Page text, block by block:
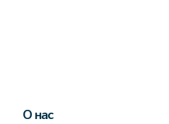
О нас